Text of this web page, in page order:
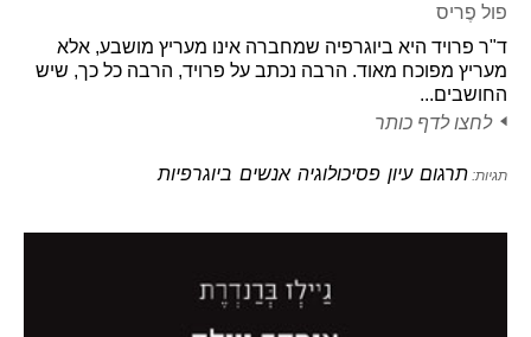
פול פֶריס
ד"ר פרויד היא ביוגרפיה שמחברה אינו מעריץ מושבע, אלא
מעריץ מפוכח מאוד. הרבה נכתב על פרויד, הרבה כל כך, שיש
החושבים...
לחצו לדף כותר
תגיות: תרגום עיון פסיכולוגיה אנשים ביוגרפיות